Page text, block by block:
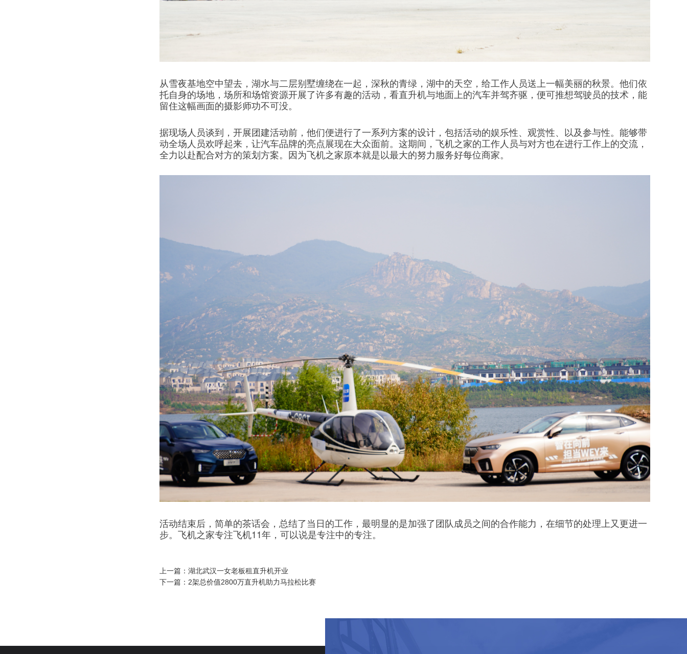
从雪夜基地空中望去，湖水与二层别墅缠绕在一起，深秋的青绿，湖中的天空，给工作人员送上一幅美丽的秋景。他们依
托自身的场地，场所和场馆资源开展了许多有趣的活动，看直升机与地面上的汽车并驾齐驱，便可推想驾驶员的技术，能
留住这幅画面的摄影师功不可没。
据现场人员谈到，开展团建活动前，他们便进行了一系列方案的设计，包括活动的娱乐性、观赏性、以及参与性。能够带
动全场人员欢呼起来，让汽车品牌的亮点展现在大众面前。这期间，飞机之家的工作人员与对方也在进行工作上的交流，
全力以赴配合对方的策划方案。因为飞机之家原本就是以最大的努力服务好每位商家。
活动结束后，简单的茶话会，总结了当日的工作，最明显的是加强了团队成员之间的合作能力，在细节的处理上又更进一
步。飞机之家专注飞机11年，可以说是专注中的专注。
上一篇： 湖北武汉一女老板租直升机开业
下一篇： 2架总价值2800万直升机助力马拉松比赛